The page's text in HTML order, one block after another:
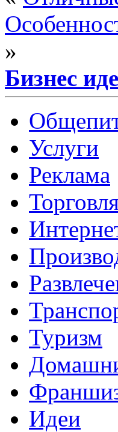
»
Бизнес
Услуги
Реклама
Туризм
Идеи